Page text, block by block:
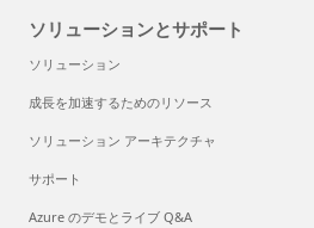
ソリューションとサポート
ソリューション
成長を加速するためのリソース
ソリューション アーキテクチャ
サポート
Azure のデモとライブ Q&A